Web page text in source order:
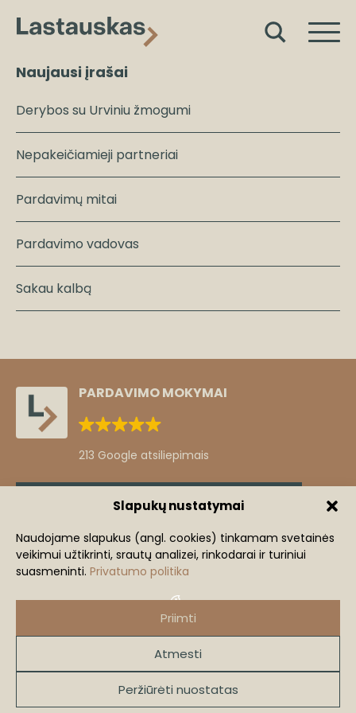
Slapukų nustatymai
Naudojame slapukus (angl. cookies) tinkamam svetainės
veikimui užtikrinti, srautų analizei, rinkodarai ir turiniui
suasmeninti. Privatumo politika
Priimti
Atmesti
Peržiūrėti nuostatas
Naujausi įrašai
Derybos su Urviniu žmogumi
Nepakeičiamieji partneriai
Pardavimų mitai
Pardavimo vadovas
Sakau kalbą
Žingsnis iš komforto zonos
+370 686 91240
mindaugas@lastauskas.lt
2026 lastauskas.ltVISOS TEISĖS SAUGOMOS.
PARDAVIMO MOKYMAI
213 Google atsiliepimais
Klientų atsiliepimai